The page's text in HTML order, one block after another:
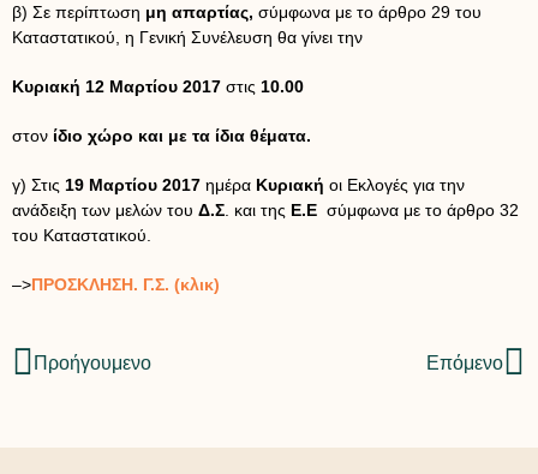
β) Σε περίπτωση μη απαρτίας, σύμφωνα με το άρθρο 29 του
Καταστατικού, η Γενική Συνέλευση θα γίνει την
Κυριακή 12 Μαρτίου 2017 στις 10.00
στον ίδιο χώρο και με τα ίδια θέματα.
γ) Στις 19 Μαρτίου 2017 ημέρα Κυριακή οι Εκλογές για την
ανάδειξη των μελών του Δ.Σ . και της Ε.Ε σύμφωνα με το άρθρο 32
του Καταστατικού.
–>ΠΡΟΣΚΛΗΣΗ. Γ.Σ. (κλικ)
Προήγουμενο Επόμενο